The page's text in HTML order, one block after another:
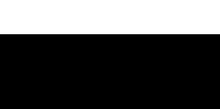
contenido